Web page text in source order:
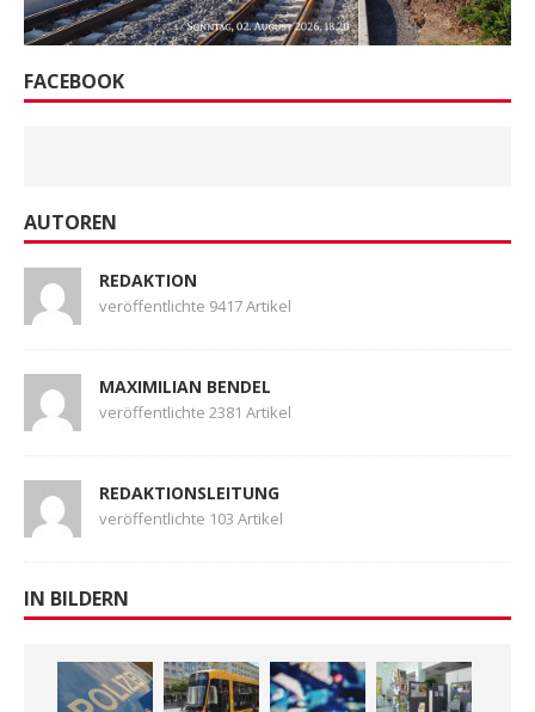
FACEBOOK
AUTOREN
REDAKTION
veröffentlichte 9417 Artikel
MAXIMILIAN BENDEL
veröffentlichte 2381 Artikel
REDAKTIONSLEITUNG
veröffentlichte 103 Artikel
IN BILDERN